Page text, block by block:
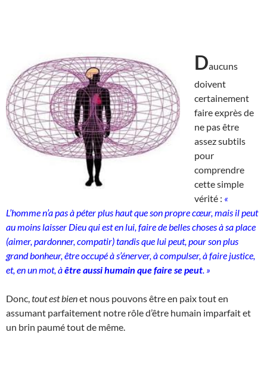
Daucuns
doivent
certainement
faire exprès de
ne pas être
assez subtils
pour
comprendre
cette simple
vérité : «
L’homme n’a pas à péter plus haut que son propre cœur, mais il peut
au moins laisser Dieu qui est en lui, faire de belles choses à sa place
(aimer, pardonner, compatir) tandis que lui peut, pour son plus
grand bonheur, être occupé à s’énerver, à compulser, à faire justice,
et, en un mot, àêtre aussi humain que faire se peut . »
Donc, tout est bienet nous pouvons être en paix tout en
assumant parfaitement notre rôle d’être humain imparfait et
un brin paumé tout de même.